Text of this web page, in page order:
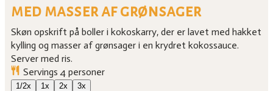
med masser af grønsager
Skøn opskrift på boller i kokoskarry, der er lavet med hakket
kylling og masser af grønsager i en krydret kokossauce.
Server med ris.
Servings4 personer
1/2x 1x 2x 3x